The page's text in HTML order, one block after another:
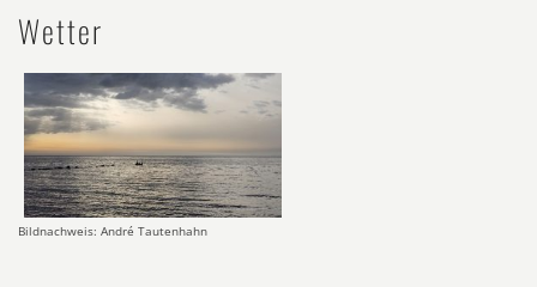
Wetter
Bildnachweis: André Tautenhahn